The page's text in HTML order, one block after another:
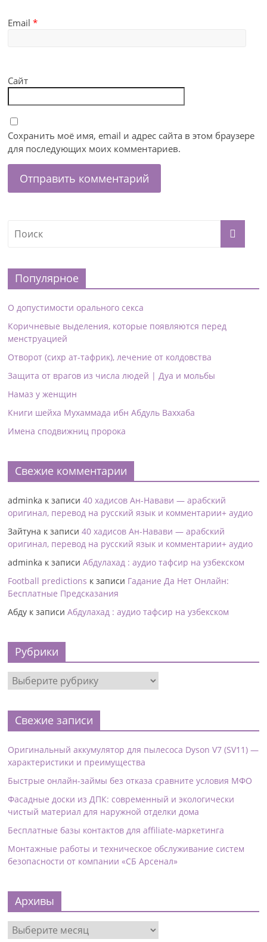
Email*
Сайт
Сохранить моё имя, email и адрес сайта в этом браузере
для последующих моих комментариев.
Популярное
О допустимости орального секса
Коричневые выделения, которые появляются перед
менструацией
Отворот (сихр ат-тафрик), лечение от колдовства
Защита от врагов из числа людей | Дуа и мольбы
Намаз у женщин
Книги шейха Мухаммада ибн Абдуль Ваххаба
Имена сподвижниц пророка
Свежие комментарии
adminka к записи40 хадисов Ан-Навави — арабский
оригинал, перевод на русский язык и комментарии+ аудио
Зайтуна к записи40 хадисов Ан-Навави — арабский
оригинал, перевод на русский язык и комментарии+ аудио
adminka к записиАбдулахад : аудио тафсир на узбекском
Football predictions к записи Гадание Да Нет Онлайн:
Бесплатные Предсказания
Абду к записиАбдулахад : аудио тафсир на узбекском
Рубрики
Свежие записи
Оригинальный аккумулятор для пылесоса Dyson V7 (SV11) —
характеристики и преимущества
Быстрые онлайн-займы без отказа сравните условия МФО
Фасадные доски из ДПК: современный и экологически
чистый материал для наружной отделки дома
Бесплатные базы контактов для affiliate-маркетинга
Монтажные работы и техническое обслуживание систем
безопасности от компании «СБ Арсенал»
Архивы